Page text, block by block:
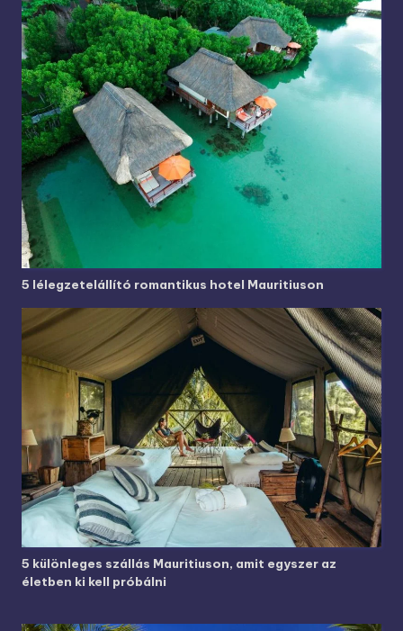
5 lélegzetelállító romantikus hotel Mauritiuson
5 különleges szállás Mauritiuson, amit egyszer az
életben ki kell próbálni